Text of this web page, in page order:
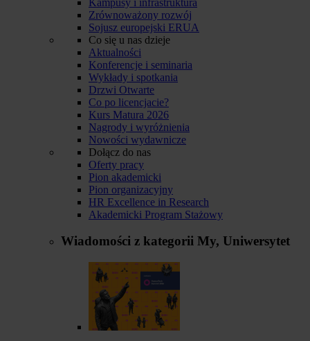
Zrównoważony rozwój
Sojusz europejski ERUA
Co się u nas dzieje
Aktualności
Konferencje i seminaria
Wykłady i spotkania
Drzwi Otwarte
Co po licencjacie?
Kurs Matura 2026
Nagrody i wyróżnienia
Nowości wydawnicze
Dołącz do nas
Oferty pracy
Pion akademicki
Pion organizacyjny
HR Excellence in Research
Akademicki Program Stażowy
Wiadomości z kategorii My, Uniwersytet